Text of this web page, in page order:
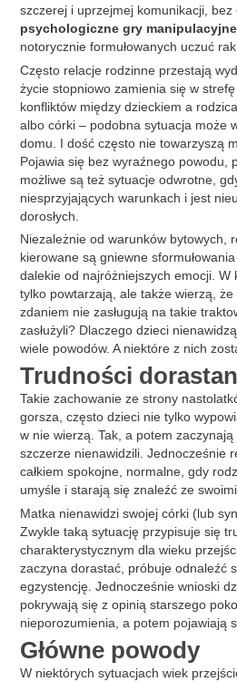
szczerej i uprzejmej komunikacji, bez
psychologiczne gry manipulacyjne
notorycznie formułowanych uczuć
Często relacje rodzinne przestają
życie stopniowo zamienia się w
konfliktów między dzieckiem a
albo córki – podobna sytuacja może
domu. I dość często nie towarzyszą
Pojawia się bez wyraźnego powodu,
możliwe są też sytuacje odwrotne,
niesprzyjających warunkach i jest
dorosłych.
Niezależnie od warunków bytowych,
kierowane są gniewne
dalekie od najróżniejszych emocji. W
tylko powtarzają, ale także wierzą,
zdaniem nie zasługują na takie
zasłużyli? Dlaczego dzieci
wiele powodów. A niektóre z nich
Trudności
Takie zachowanie ze strony
gorsza, często dzieci nie tylko
w nie wierzą. Tak, a potem
szczerze nienawidzili. Jednocześnie
całkiem spokojne, normalne, gdy
umyśle i starają się znaleźć ze
Matka nienawidzi swojej córki (lub
Zwykle taką sytuację przypisuje się
charakterystycznym dla wieku
zaczyna dorastać, próbuje odnaleźć
egzystencję. Jednocześnie wnioski
pokrywają się z opinią starszego
nieporozumienia, a potem pojawiają
Główne powody
W niektórych sytuacjach wiek